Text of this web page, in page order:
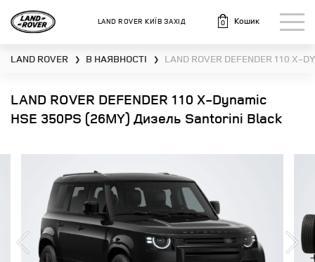
LAND ROVER КИЇВ ЗАХІД 0 Кошик
LAND ROVER ❯ В НАЯВНОСТІ ❯ LAND ROVER DEFENDER 110 X-
LAND ROVER DEFENDER 110 X-Dynamic
HSE 350PS (26MY) Дизель Santorini Black